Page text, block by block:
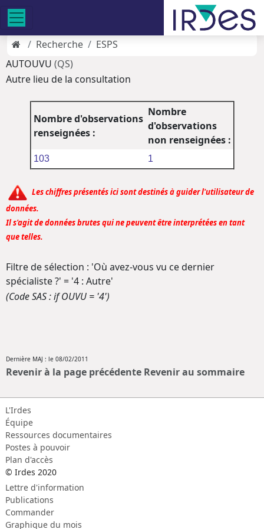
Recherche
ESPS
AUTOUVU (QS)
Autre lieu de la consultation
Nombre d'observations
renseignées :
Nombre
d'observations
non renseignées :
103 1
Les chiffres présentés ici sont destinés à guider l'utilisateur de
données.
Il s'agit de données brutes qui ne peuvent être interprétées en tant
que telles.
Filtre de sélection : 'Où avez-vous vu ce dernier
spécialiste ?' = '4 : Autre'
(Code SAS : if OUVU = '4')
Dernière MAJ : le 08/02/2011
Revenir à la page précédente Revenir au sommaire
L'Irdes
Équipe
Ressources documentaires
Postes à pouvoir
Plan d'accès
© Irdes 2020
Lettre d'information
Publications
Commander
Graphique du mois